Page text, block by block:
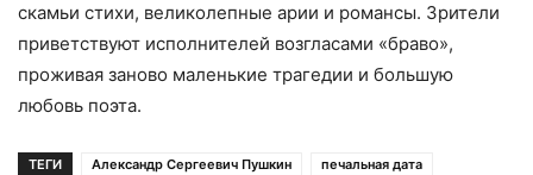
скамьи стихи, великолепные арии и романсы. Зрители
приветствуют исполнителей возгласами «браво»,
проживая заново маленькие трагедии и большую
любовь поэта.
ТЕГИ Александр Сергеевич Пушкин
печальная дата